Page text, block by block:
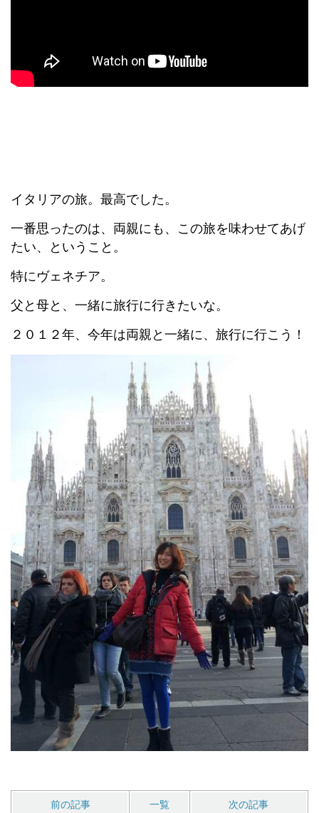
イタリアの旅。最高でした。
一番思ったのは、両親にも、この旅を味わせてあげ
たい、ということ。
特にヴェネチア。
父と母と、一緒に旅行に行きたいな。
２０１２年、今年は両親と一緒に、旅行に行こう！
前の記事 一覧 次の記事